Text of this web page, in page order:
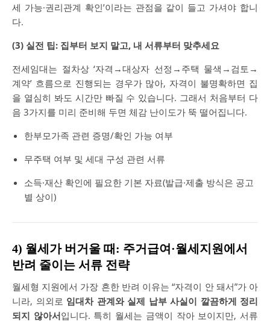
세 가능·권리관계 확인’이라는 관점을 같이 들고 가셔야 합니
다.
(3) 실전 팁: 집부터 보지 말고, 내 서류부터 맞추세요
전세임대는 절차상 ‘자격→대상자 선정→주택 물색→검토→
계약’ 흐름으로 진행되는 경우가 많아, 자격이 불명확하면 집
을 열심히 봐도 시간만 빠질 수 있습니다. 그래서 처음부터 다
음 3가지를 미리 준비해 두면 체감 난이도가 뚝 떨어집니다.
한부모가족 관련 증명/확인 가능 여부
무주택 여부 및 세대 구성 관련 서류
소득·재산 확인에 필요한 기본 자료(발급·제출 방식은 공고
별 상이)
4) 월세가 버거울 때: 주거급여·월세지원에서
반려 줄이는 서류 전략
월세형 지원에서 가장 흔한 반려 이유는 “자격이 안 돼서”가 아
니라, 의외로 임대차 관계와 실제 납부 사실이 깔끔하게 정리
되지 않아서입니다. 특히 월세는 금액이 작아 보이지만, 서류